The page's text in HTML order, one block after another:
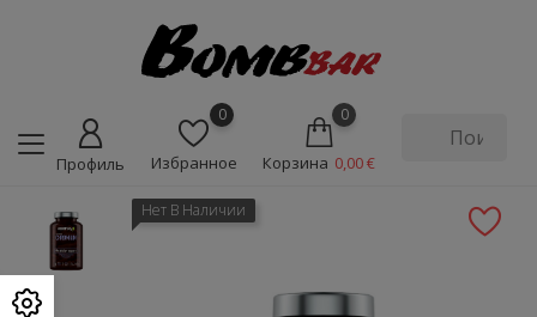
Профиль
0
Избранное
0
Корзина 0,00 €
Нет В Наличии